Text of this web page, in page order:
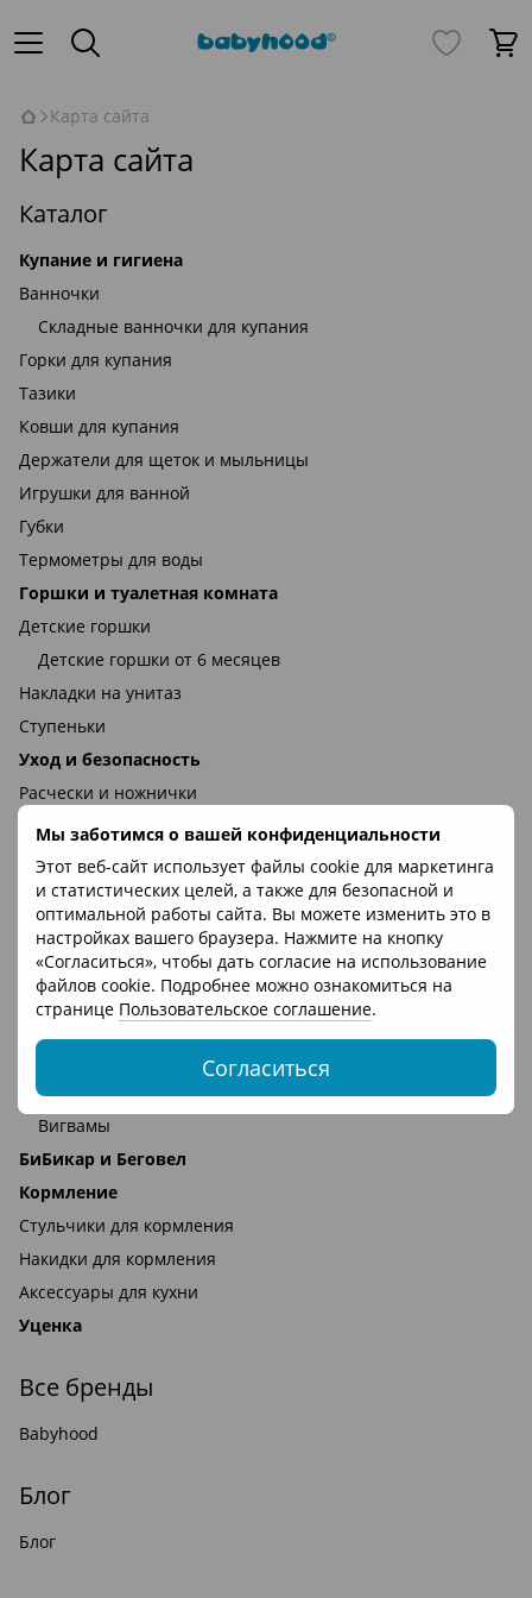
Мы заботимся о вашей конфиденциальности
Этот веб-сайт использует файлы cookie для маркетинга
и статистических целей, а также для безопасной и
оптимальной работы сайта. Вы можете изменить это в
настройках вашего браузера. Нажмите на кнопку
«Согласиться», чтобы дать согласие на использование
файлов cookie. Подробнее можно ознакомиться на
странице Пользовательское соглашение.
Согласиться
Карта сайта
Карта сайта
Каталог
Купание и гигиена
Ванночки
Складные ванночки для купания
Горки для купания
Тазики
Ковши для купания
Держатели для щеток и мыльницы
Игрушки для ванной
Губки
Термометры для воды
Горшки и туалетная комната
Детские горшки
Детские горшки от 6 месяцев
Накладки на унитаз
Ступеньки
Уход и безопасность
Расчески и ножнички
Защитные элементы
Защитные шлемы
Защитные замки
Защитные уголки
Детская комната
Вешалки
Органайзеры и мебель
Спальные мешки
Вигвамы
БиБикар и Беговел
Кормление
Стульчики для кормления
Накидки для кормления
Аксессуары для кухни
Уценка
Все бренды
Babyhood
Блог
Блог